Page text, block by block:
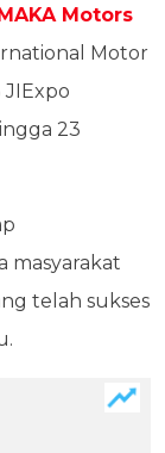
Motors
Motor
JIExpo
23
masyarakat
telah sukses